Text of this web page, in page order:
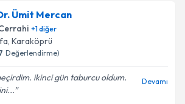
Ümit Mercan
+1diğer
, Karaköprü
Değerlendirme)
ikinci gün taburcu oldum.
Devamı